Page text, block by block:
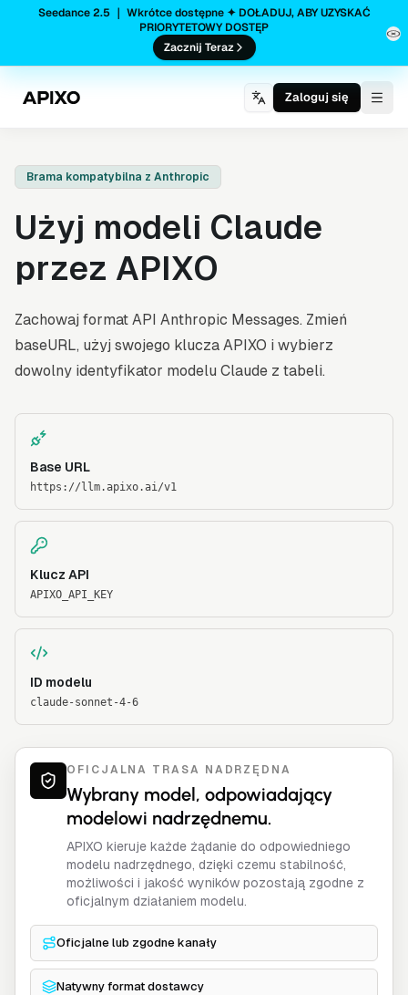
Seedance 2.5 ｜ Wkrótce dostępne ✦ DOŁADUJ, ABY UZYSKAĆ
PRIORYTETOWY DOSTĘP
Zacznij Teraz
Zaloguj się
Brama kompatybilna z Anthropic
Użyj modeli Claude
przez APIXO
Zachowaj format API Anthropic Messages. Zmień
baseURL, użyj swojego klucza APIXO i wybierz
dowolny identyfikator modelu Claude z tabeli.
Base URL
https://llm.apixo.ai/v1
Klucz API
APIXO_API_KEY
ID modelu
claude-sonnet-4-6
OFICJALNA TRASA NADRZĘDNA
Wybrany model, odpowiadający
modelowi nadrzędnemu.
APIXO kieruje każde żądanie do odpowiedniego
modelu nadrzędnego, dzięki czemu stabilność,
możliwości i jakość wyników pozostają zgodne z
oficjalnym działaniem modelu.
Oficjalne lub zgodne kanały
Natywny format dostawcy